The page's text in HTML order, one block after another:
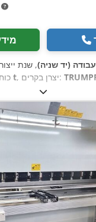
(יד שניה), שנת
, 173 t , יצרן בקרים: